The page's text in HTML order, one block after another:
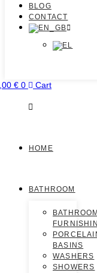
BLOG
CONTACT
€ 0 Cart
HOME
BATHROOM
BATHROOM
BASINS
WASHERS
SHOWERS